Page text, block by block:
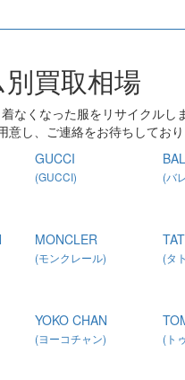
買取相場
なくなった服をリサイクルし
し、ご連絡をお待ちしており
GUCCI
(GUCCI) (バ
MONCLER
(モンクレール) (タ
YOKO CHAN
(ヨーコチャン) (ト